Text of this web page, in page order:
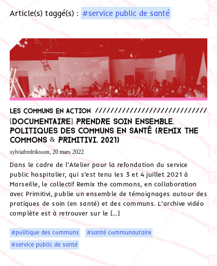
Article(s) taggé(s) : #service public de santé
Les communs en action
[Documentaire] Prendre soin ensemble.
Politiques des communs en santé (Remix The
Commons & Primitivi, 2021)
sylviafredriksson, 20 mars 2022.
Dans le cadre de l’Atelier pour la refondation du service
public hospitalier, qui s’est tenu les 3 et 4 juillet 2021 à
Marseille, le collectif Remix the commons, en collaboration
avec Primitivi, publie un ensemble de témoignages autour des
pratiques de soin (en santé) et des communs. L’archive vidéo
complète est à retrouver sur le […]
#politique des communs
#santé communautaire
#service public de santé